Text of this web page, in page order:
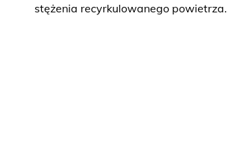
stężenia recyrkulowanego powietrza.